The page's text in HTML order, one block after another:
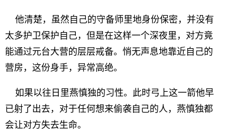
他清楚，虽然自己的守备师里地身份保密，并没有
太多护卫保护自己，但是在这样一个深夜里，对方竟
能通过元台大营的层层戒备。悄无声息地靠近自己的
营房，这份身手，异常高绝。
如果以往日里燕慎独的习性。此时弓上这一箭他早
已射了出去，对于任何想来偷袭自己的人，燕慎独都
会让对方失去生命。